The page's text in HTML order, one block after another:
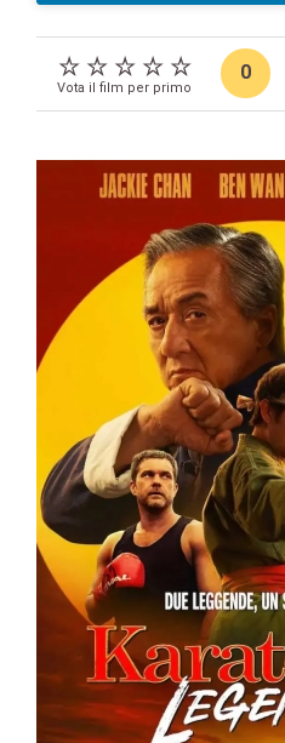
Vota il film per primo
0